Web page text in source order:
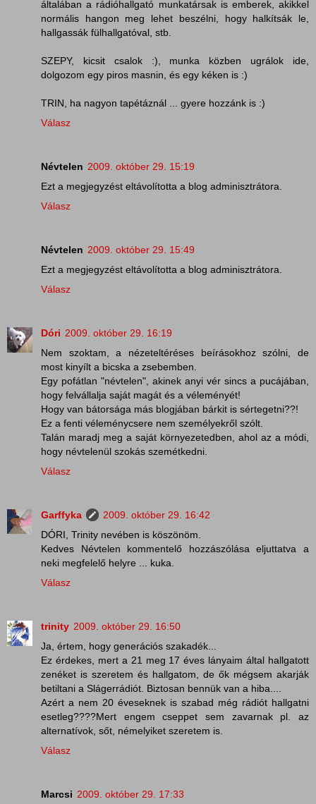
általában a rádióhallgató munkatársak is emberek, akikkel
normális hangon meg lehet beszélni, hogy halkítsák le,
hallgassák fülhallgatóval, stb.
SZEPY, kicsit csalok :), munka közben ugrálok ide,
dolgozom egy piros masnin, és egy kéken is :)
TRIN, ha nagyon tapétáznál ... gyere hozzánk is :)
Válasz
Névtelen 2009. október 29. 15:19
Ezt a megjegyzést eltávolította a blog adminisztrátora.
Válasz
Névtelen 2009. október 29. 15:49
Ezt a megjegyzést eltávolította a blog adminisztrátora.
Válasz
Dóri 2009. október 29. 16:19
Nem szoktam, a nézeteltéréses beírásokhoz szólni, de
most kinyílt a bicska a zsebemben.
Egy pofátlan "névtelen", akinek anyi vér sincs a pucájában,
hogy felvállalja saját magát és a véleményét!
Hogy van bátorsága más blogjában bárkit is sértegetni??!
Ez a fenti véleménycsere nem személyekről szólt.
Talán maradj meg a saját környezetedben, ahol az a módi,
hogy névtelenül szokás szemétkedni.
Válasz
Garffyka
2009. október 29. 16:42
DÓRI, Trinity nevében is köszönöm.
Kedves Névtelen kommentelő hozzászólása eljuttatva a
neki megfelelő helyre ... kuka.
Válasz
trinity 2009. október 29. 16:50
Ja, értem, hogy generációs szakadék...
Ez érdekes, mert a 21 meg 17 éves lányaim által hallgatott
zenéket is szeretem és hallgatom, de ők mégsem akarják
betiltani a Slágerrádiót. Biztosan bennük van a hiba....
Azért a nem 20 éveseknek is szabad még rádiót hallgatni
esetleg????Mert engem cseppet sem zavarnak pl. az
alternatívok, sőt, némelyiket szeretem is.
Válasz
Marcsi 2009. október 29. 17:33